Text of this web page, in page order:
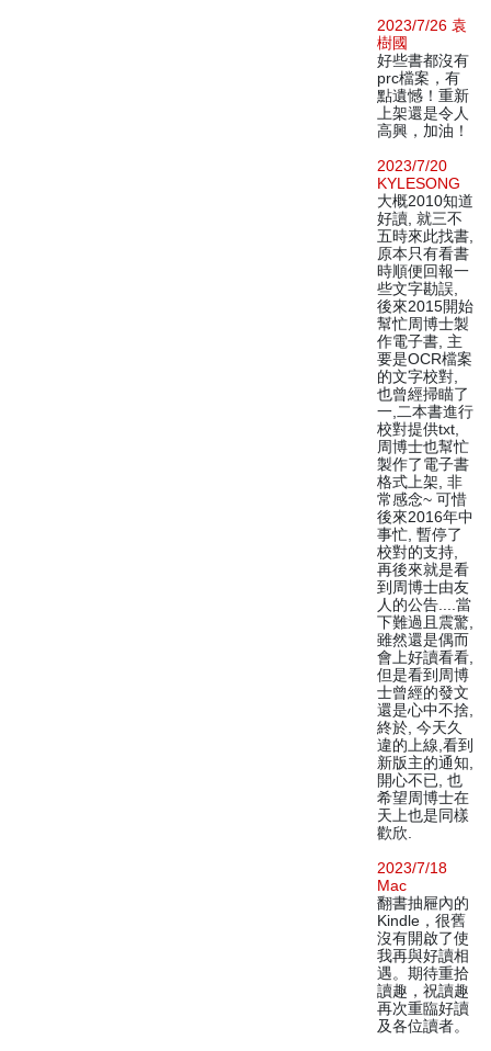
2023/7/26 袁
樹國
好些書都沒有
prc檔案，有
點遺憾！重新
上架還是令人
高興，加油！
2023/7/20
KYLESONG
大概2010知道
好讀, 就三不
五時來此找書,
原本只有看書
時順便回報一
些文字勘誤,
後來2015開始
幫忙周博士製
作電子書, 主
要是OCR檔案
的文字校對,
也曾經掃瞄了
一,二本書進行
校對提供txt,
周博士也幫忙
製作了電子書
格式上架, 非
常感念~ 可惜
後來2016年中
事忙, 暫停了
校對的支持,
再後來就是看
到周博士由友
人的公告....當
下難過且震驚,
雖然還是偶而
會上好讀看看,
但是看到周博
士曾經的發文
還是心中不捨,
終於, 今天久
違的上線,看到
新版主的通知,
開心不已, 也
希望周博士在
天上也是同樣
歡欣.
2023/7/18
Mac
翻書抽屜內的
Kindle，很舊
沒有開啟了使
我再與好讀相
遇。期待重拾
讀趣，祝讀趣
再次重臨好讀
及各位讀者。